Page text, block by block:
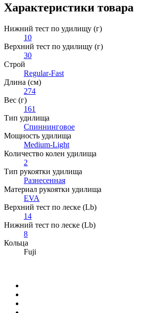
Характеристики товара
Нижний тест по удилищу (г)
10
Верхний тест по удилищу (г)
30
Строй
Regular-Fast
Длина (см)
274
Вес (г)
161
Тип удилища
Спиннинговое
Мощность удилища
Medium-Light
Количество колен удилища
2
Тип рукоятки удилища
Разнесенная
Материал рукоятки удилища
EVA
Верхний тест по леске (Lb)
14
Нижний тест по леске (Lb)
8
Кольца
Fuji